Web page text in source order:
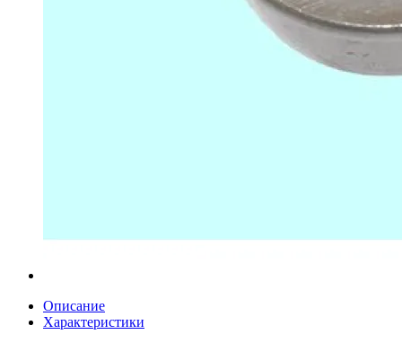
Описание
Характеристики